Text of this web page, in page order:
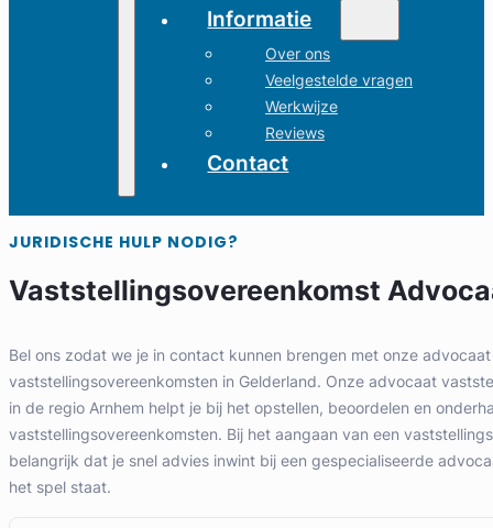
Informatie
Over ons
Veelgestelde vragen
Werkwijze
Reviews
Contact
JURIDISCHE HULP NODIG?
Vaststellingsovereenkomst
Bel ons zodat we je in contact kunnen brengen met onze
vaststellingsovereenkomsten in Gelderland. Onze advocaat
in de regio Arnhem helpt je bij het opstellen, beoordelen en
vaststellingsovereenkomsten. Bij het aangaan van een
belangrijk dat je snel advies inwint bij een gespecialiseerde
het spel staat.